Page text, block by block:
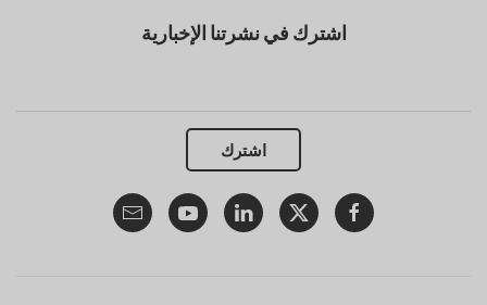
اشترك في نشرتنا الإخبارية
اشترك